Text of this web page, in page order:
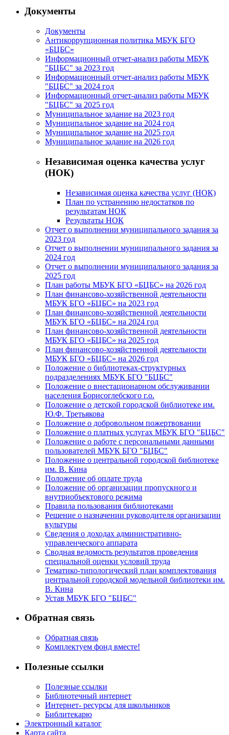
Документы
Документы
Антикоррупционная политика МБУК БГО
«БЦБС»
Информационный отчет-анализ работы МБУК
"БЦБС" за 2023 год
Информационный отчет-анализ работы МБУК
"БЦБС" за 2024 год
Информационный отчет-анализ работы МБУК
"БЦБС" за 2025 год
Муниципальное задание на 2023 год
Муниципальное задание на 2024 год
Муниципальное задание на 2025 год
Муниципальное задание на 2026 год
Независимая оценка качества услуг
(НОК)
Независимая оценка качества услуг (НОК)
План по устранению недостатков по
результатам НОК
Результаты НОК
Отчет о выполнении муниципального задания за
2023 год
Отчет о выполнении муниципального задания за
2024 год
Отчет о выполнении муниципального задания за
2025 год
План работы МБУК БГО «БЦБС» на 2026 год
План финансово-хозяйственной деятельности
МБУК БГО «БЦБС» на 2023 год
План финансово-хозяйственной деятельности
МБУК БГО «БЦБС» на 2024 год
План финансово-хозяйственной деятельности
МБУК БГО «БЦБС» на 2025 год
План финансово-хозяйственной деятельности
МБУК БГО «БЦБС» на 2026 год
Положение о библиотеках-структурных
подразделениях МБУК БГО "БЦБС"
Положение о внестационарном обслуживании
населения Борисоглебского г.о.
Положение о детской городской библиотеке им.
Ю.Ф. Третьякова
Положение о добровольном пожертвовании
Положение о платных услугах МБУК БГО "БЦБС"
Положение о работе с персональными данными
пользователей МБУК БГО "БЦБС"
Положение о центральной городской библиотеке
им. В. Кина
Положение об оплате труда
Положение об организации пропускного и
внутриобъектового режима
Правила пользования библиотеками
Решение о назначении руководителя организации
культуры
Сведения о доходах административно-
управленческого аппарата
Сводная ведомость результатов проведения
специальной оценки условий труда
Тематико-типологический план комплектования
центральной городской модельной библиотеки им.
В. Кина
Устав МБУК БГО "БЦБС"
Обратная связь
Обратная связь
Комплектуем фонд вместе!
Полезные ссылки
Полезные ссылки
Библиотечный интернет
Интернет- ресурсы для школьников
Библитекарю
Электронный каталог
Карта сайта